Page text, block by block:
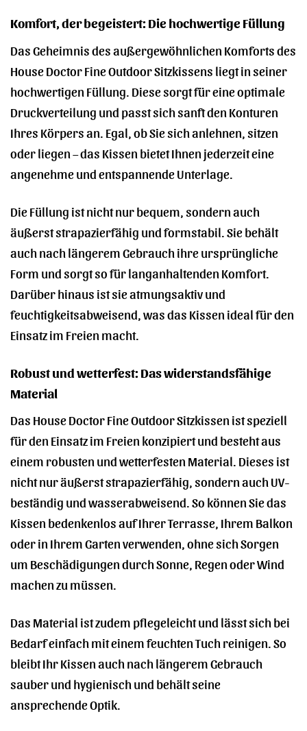
Komfort, der begeistert: Die hochwertige Füllung
Das Geheimnis des außergewöhnlichen Komforts des
House Doctor Fine Outdoor Sitzkissens liegt in seiner
hochwertigen Füllung. Diese sorgt für eine optimale
Druckverteilung und passt sich sanft den Konturen
Ihres Körpers an. Egal, ob Sie sich anlehnen, sitzen
oder liegen – das Kissen bietet Ihnen jederzeit eine
angenehme und entspannende Unterlage.
Die Füllung ist nicht nur bequem, sondern auch
äußerst strapazierfähig und formstabil. Sie behält
auch nach längerem Gebrauch ihre ursprüngliche
Form und sorgt so für langanhaltenden Komfort.
Darüber hinaus ist sie atmungsaktiv und
feuchtigkeitsabweisend, was das Kissen ideal für den
Einsatz im Freien macht.
Robust und wetterfest: Das widerstandsfähige
Material
Das House Doctor Fine Outdoor Sitzkissen ist speziell
für den Einsatz im Freien konzipiert und besteht aus
einem robusten und wetterfesten Material. Dieses ist
nicht nur äußerst strapazierfähig, sondern auch UV-
beständig und wasserabweisend. So können Sie das
Kissen bedenkenlos auf Ihrer Terrasse, Ihrem Balkon
oder in Ihrem Garten verwenden, ohne sich Sorgen
um Beschädigungen durch Sonne, Regen oder Wind
machen zu müssen.
Das Material ist zudem pflegeleicht und lässt sich bei
Bedarf einfach mit einem feuchten Tuch reinigen. So
bleibt Ihr Kissen auch nach längerem Gebrauch
sauber und hygienisch und behält seine
ansprechende Optik.